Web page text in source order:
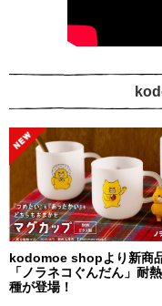
kodomoe shopより新商
「ノラネコぐんだん」耐
種が登場！